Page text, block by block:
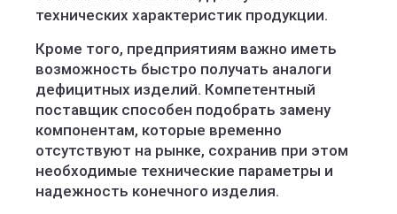
технических характеристик продукции.
Кроме того, предприятиям важно иметь
возможность быстро получать аналоги
дефицитных изделий. Компетентный
поставщик способен подобрать замену
компонентам, которые временно
отсутствуют на рынке, сохранив при этом
необходимые технические параметры и
надежность конечного изделия.